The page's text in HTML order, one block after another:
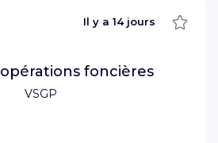
VSGP
Il y a 14 jours
foncières